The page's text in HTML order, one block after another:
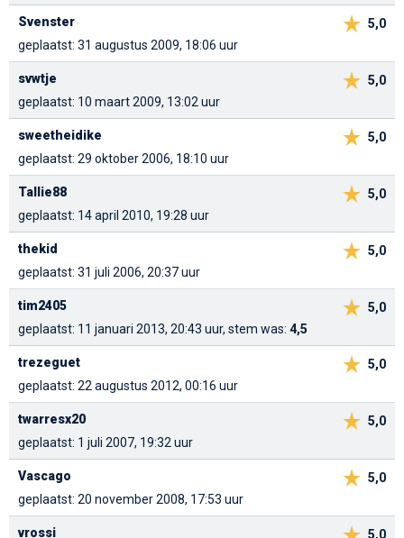
5,0
Svenster
geplaatst: 31 augustus 2009, 18:06 uur
5,0
svwtje
geplaatst: 10 maart 2009, 13:02 uur
5,0
sweetheidike
geplaatst: 29 oktober 2006, 18:10 uur
5,0
Tallie88
geplaatst: 14 april 2010, 19:28 uur
5,0
thekid
geplaatst: 31 juli 2006, 20:37 uur
5,0
tim2405
geplaatst: 11 januari 2013, 20:43 uur, stem was: 4,5
5,0
trezeguet
geplaatst: 22 augustus 2012, 00:16 uur
5,0
twarresx20
geplaatst: 1 juli 2007, 19:32 uur
5,0
Vascago
geplaatst: 20 november 2008, 17:53 uur
5,0
vrossi